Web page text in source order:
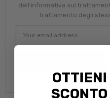
dell'informativa sul
trattamento degli
Address
OTTIENI